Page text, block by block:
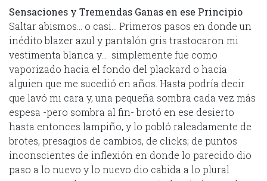
Sensaciones y Tremendas Ganas en ese Principio
Saltar abismos… o casi… Primeros pasos en donde un
inédito blazer azul y pantalón gris trastocaron mi
vestimenta blanca y… simplemente fue como
vaporizado hacia el fondo del plackard o hacia
alguien que me sucedió en años. Hasta podría decir
que lavó mi cara y, una pequeña sombra cada vez más
espesa -pero sombra al fin- brotó en ese desierto
hasta entonces lampiño, y lo pobló raleadamente de
brotes, presagios de cambios, de clicks; de puntos
inconscientes de inflexión en donde lo parecido dio
paso a lo nuevo y lo nuevo dio cabida a lo plural